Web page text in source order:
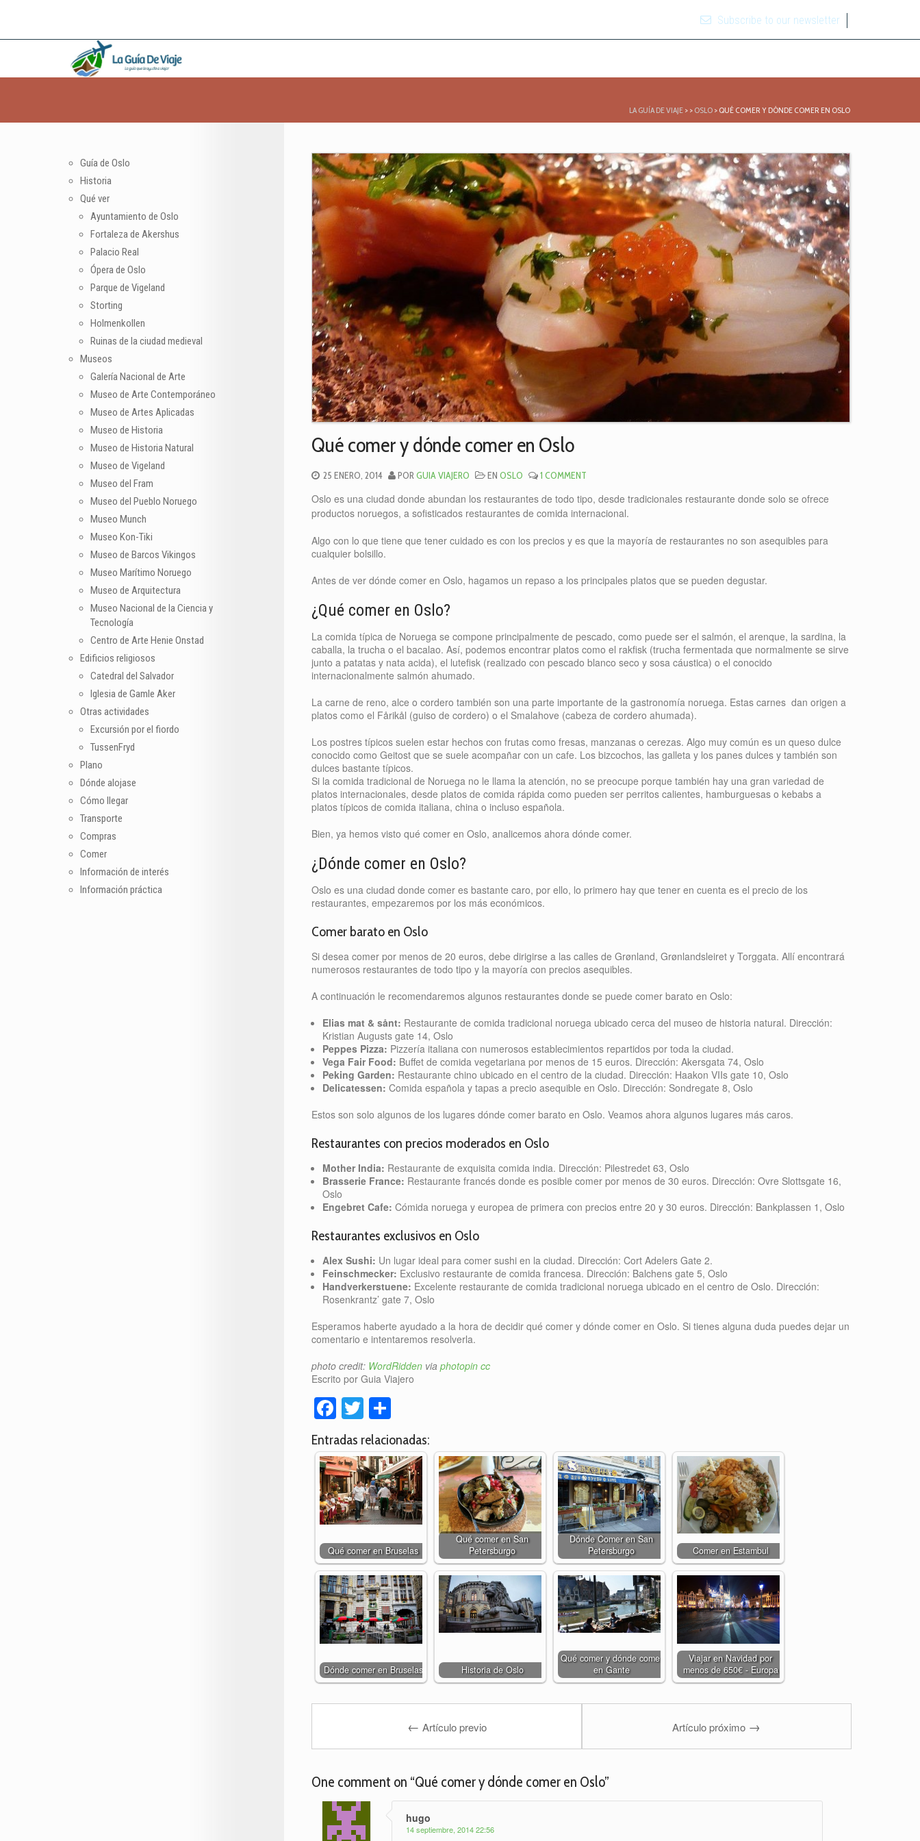
Subscribe to our newsletter
LA GUÍA DE VIAJE > > OSLO > QUÉ COMER Y DÓNDE COMER EN OSLO
Qué comer y dónde comer en Oslo
25 ENERO, 2014 PORGUIA VIAJERO ENOSLO 1 COMMENT
Oslo es una ciudad donde abundan los restaurantes de todo tipo, desde tradicionales restaurante donde solo se ofrece
productos noruegos, a sofisticados restaurantes de comida internacional.
Algo con lo que tiene que tener cuidado es con los precios y es que la mayoría de restaurantes no son asequibles para
cualquier bolsillo.
Antes de ver dónde comer en Oslo, hagamos un repaso a los principales platos que se pueden degustar.
¿Qué comer en Oslo?
La comida típica de Noruega se compone principalmente de pescado, como puede ser el salmón, el arenque, la sardina, la
caballa, la trucha o el bacalao. Así, podemos encontrar platos como el rakfisk (trucha fermentada que normalmente se sirve
junto a patatas y nata acida), el lutefisk (realizado con pescado blanco seco y sosa cáustica) o el conocido
internacionalmente salmón ahumado.
La carne de reno, alce o cordero también son una parte importante de la gastronomía noruega. Estas carnes dan origen a
platos como el Fårikål (guiso de cordero) o el Smalahove (cabeza de cordero ahumada).
Los postres típicos suelen estar hechos con frutas como fresas, manzanas o cerezas. Algo muy común es un queso dulce
conocido como Geitost que se suele acompañar con un cafe. Los bizcochos, las galleta y los panes dulces y también son
dulces bastante típicos.
Si la comida tradicional de Noruega no le llama la atención, no se preocupe porque también hay una gran variedad de
platos internacionales, desde platos de comida rápida como pueden ser perritos calientes, hamburguesas o kebabs a
platos típicos de comida italiana, china o incluso española.
Bien, ya hemos visto qué comer en Oslo, analicemos ahora dónde comer.
¿Dónde comer en Oslo?
Oslo es una ciudad donde comer es bastante caro, por ello, lo primero hay que tener en cuenta es el precio de los
restaurantes, empezaremos por los más económicos.
Comer barato en Oslo
Si desea comer por menos de 20 euros, debe dirigirse a las calles de Grønland, Grønlandsleiret y Torggata. Allí encontrará
numerosos restaurantes de todo tipo y la mayoría con precios asequibles.
A continuación le recomendaremos algunos restaurantes donde se puede comer barato en Oslo:
Elias mat & sånt: Restaurante de comida tradicional noruega ubicado cerca del museo de historia natural. Dirección:
Kristian Augusts gate 14, Oslo
Peppes Pizza: Pizzería italiana con numerosos establecimientos repartidos por toda la ciudad.
Vega Fair Food: Buffet de comida vegetariana por menos de 15 euros. Dirección: Akersgata 74, Oslo
Peking Garden: Restaurante chino ubicado en el centro de la ciudad. Dirección: Haakon VIIs gate 10, Oslo
Delicatessen: Comida española y tapas a precio asequible en Oslo. Dirección: Sondregate 8, Oslo
Estos son solo algunos de los lugares dónde comer barato en Oslo. Veamos ahora algunos lugares más caros.
Restaurantes con precios moderados en Oslo
Mother India: Restaurante de exquisita comida india. Dirección: Pilestredet 63, Oslo
Brasserie France: Restaurante francés donde es posible comer por menos de 30 euros. Dirección: Ovre Slottsgate 16,
Oslo
Engebret Cafe: Cómida noruega y europea de primera con precios entre 20 y 30 euros. Dirección: Bankplassen 1, Oslo
Restaurantes exclusivos en Oslo
Alex Sushi: Un lugar ideal para comer sushi en la ciudad. Dirección: Cort Adelers Gate 2.
Feinschmecker: Exclusivo restaurante de comida francesa. Dirección: Balchens gate 5, Oslo
Handverkerstuene: Excelente restaurante de comida tradicional noruega ubicado en el centro de Oslo. Dirección:
Rosenkrantz’ gate 7, Oslo
Esperamos haberte ayudado a la hora de decidir qué comer y dónde comer en Oslo. Si tienes alguna duda puedes dejar un
comentario e intentaremos resolverla.
photo credit: WordRidden viaphotopin cc
Escrito por Guia Viajero
Facebook
Twitter
Entradas relacionadas:
Qué comer en Bruselas
Qué comer en San
Petersburgo
Dónde Comer en San
Petersburgo
Comer en Estambul
Dónde comer en Bruselas Historia de Oslo
Qué comer y dónde comer
en Gante
Viajar en Navidad por
menos de 650€ - Europa
← Artículo previo Artículo próximo →
One comment on “Qué comer y dónde comer en Oslo”
hugo
14 septiembre, 2014 22:56
Guía de Oslo
Historia
Qué ver
Ayuntamiento de Oslo
Fortaleza de Akershus
Palacio Real
Ópera de Oslo
Parque de Vigeland
Storting
Holmenkollen
Ruinas de la ciudad medieval
Museos
Galería Nacional de Arte
Museo de Arte Contemporáneo
Museo de Artes Aplicadas
Museo de Historia
Museo de Historia Natural
Museo de Vigeland
Museo del Fram
Museo del Pueblo Noruego
Museo Munch
Museo Kon-Tiki
Museo de Barcos Vikingos
Museo Marítimo Noruego
Museo de Arquitectura
Museo Nacional de la Ciencia y
Tecnología
Centro de Arte Henie Onstad
Edificios religiosos
Catedral del Salvador
Iglesia de Gamle Aker
Otras actividades
Excursión por el fiordo
TussenFryd
Plano
Dónde alojase
Cómo llegar
Transporte
Compras
Comer
Información de interés
Información práctica